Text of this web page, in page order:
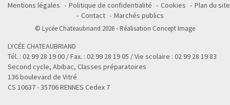
Mentions légales Politique de confidentialité Cookies
Plan du site
Contact
Marchés publics
© Lycée Chateaubriand 2026 - Réalisation Concept Image
LYCÉE CHATEAUBRIAND
Tél. : 02 99 28 19 00 / Fax. : 02 99 28 19 05 / Vie scolaire : 02 99 28 19 83
Second cycle, Abibac, Classes préparatoires
136 boulevard de Vitré
CS 10637 - 35706 RENNES Cedex 7